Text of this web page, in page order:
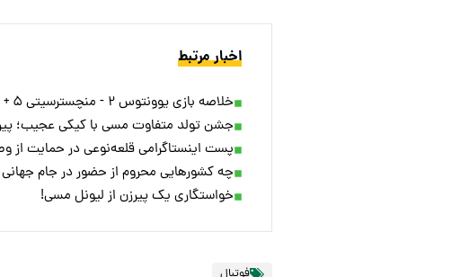
اخبار مرتبط
خلاصه بازی یوونتوس ۲ - منچسترسیتی ۵ + ویدئو
جشن تولد متفاوت مسی با کیکی عجیب؛
پست اینستاگرامی قلعه‌نوعی در حمایت
چه کشورهایی محروم از حضور در جام
خواستگاری یک پیرزن از لیونل مسی!
فوتبال